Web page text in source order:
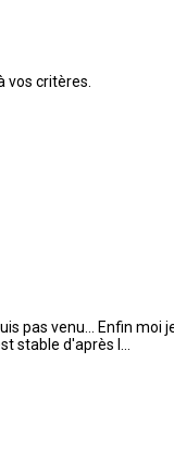
vos critères.
pas venu... Enfin
stable d'après l...